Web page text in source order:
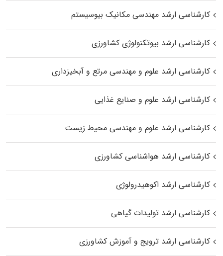
کارشناسی ارشد مهندسی مکانیک بیوسیستم
کارشناسی ارشد بیوتکنولوژی کشاورزی
کارشناسی ارشد علوم و مهندسی مرتع و آبخیزداری
کارشناسی ارشد علوم و صنایع غذایی
کارشناسی ارشد علوم و مهندسی محیط زیست
کارشناسی ارشد هواشناسی کشاورزی
کارشناسی ارشد اکوهیدرولوژی
کارشناسی ارشد تولیدات گیاهی
کارشناسی ارشد ترویج و آموزش کشاورزی